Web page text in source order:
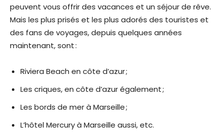
peuvent vous offrir des vacances et un séjour de rêve.
Mais les plus prisés et les plus adorés des touristes et
des fans de voyages, depuis quelques années
maintenant, sont :
Riviera Beach en côte d’azur ;
Les criques, en côte d’azur également ;
Les bords de mer à Marseille ;
L’hôtel Mercury à Marseille aussi, etc.